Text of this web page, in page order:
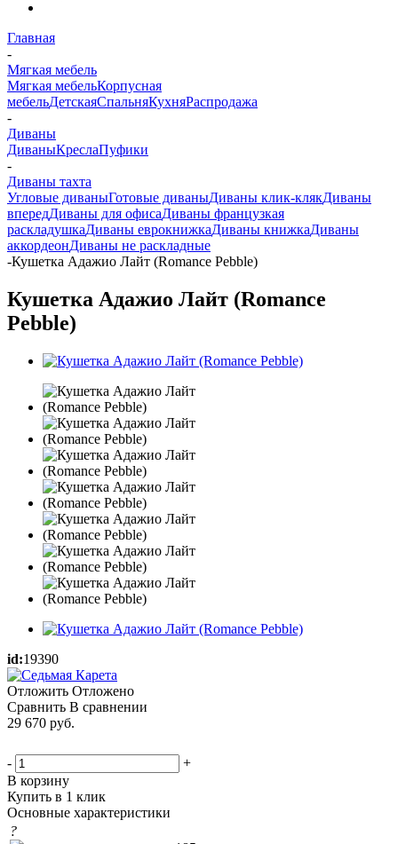
Главная
-
Мягкая мебель
Мягкая мебельКорпусная
мебельДетскаяСпальняКухняРаспродажа
-
Диваны
ДиваныКреслаПуфики
-
Диваны тахта
Угловые диваныГотовые диваныДиваны клик-клякДиваны
впередДиваны для офисаДиваны французкая
раскладушкаДиваны еврокнижкаДиваны книжкаДиваны
аккордеонДиваны не раскладные
-Кушетка Адажио Лайт (Romance Pebble)
Кушетка Адажио Лайт (Romance
Pebble)
id:19390
Отложить Отложено
Сравнить В сравнении
29 670 руб.
-
+
В корзину
Купить в 1 клик
Основные характеристики
?